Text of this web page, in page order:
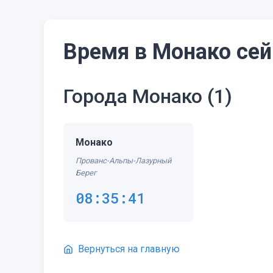
Время в Монако
Города Монако (1)
Монако
Прованс-Альпы-Лазурный
Берег
08:35:42
Вернуться на главную